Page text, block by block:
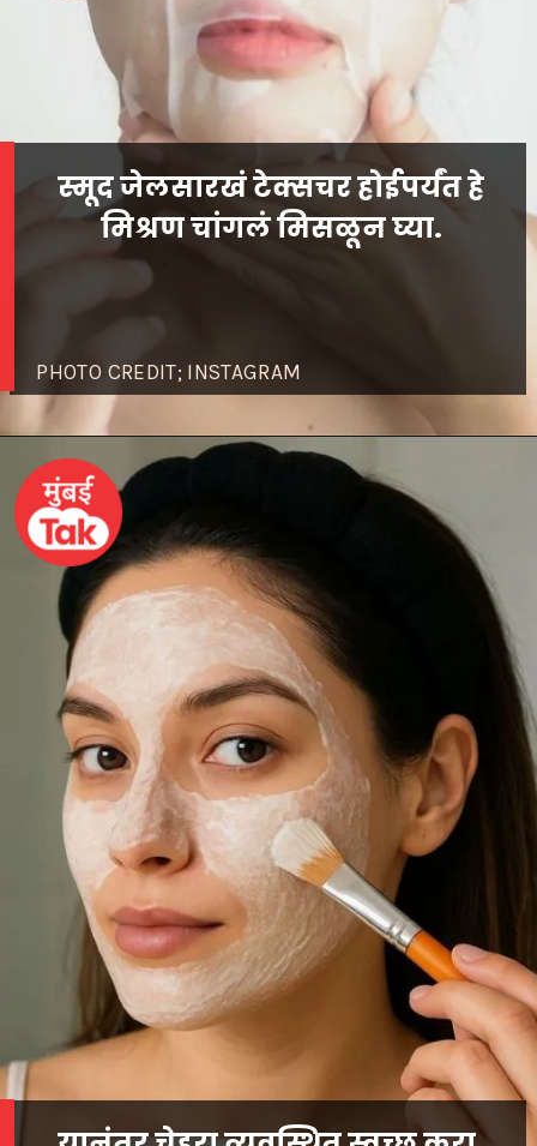
PHOTO CREDIT; INSTAGRAM
स्मूद जेलसारखं टेक्सचर होईपर्यंत हे